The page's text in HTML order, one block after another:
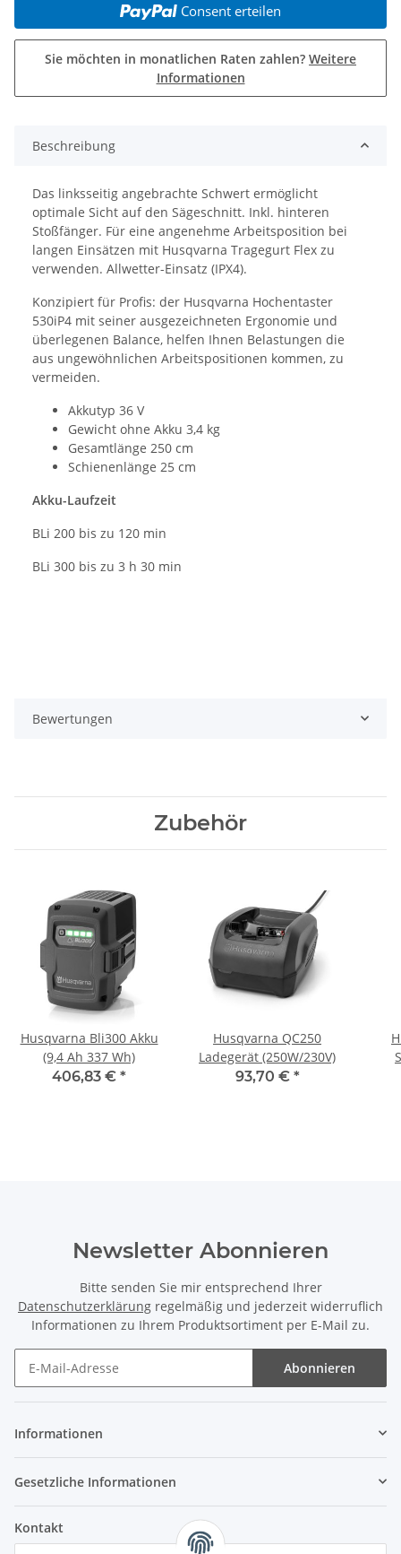
Consent erteilen
Sie möchten in monatlichen Raten zahlen? Weitere
Informationen
Beschreibung
Das linksseitig angebrachte Schwert ermöglicht
optimale Sicht auf den Sägeschnitt. Inkl. hinteren
Stoßfänger. Für eine angenehme Arbeitsposition bei
langen Einsätzen mit Husqvarna Tragegurt Flex zu
verwenden. Allwetter-Einsatz (IPX4).
Konzipiert für Profis: der Husqvarna Hochentaster
530iP4 mit seiner ausgezeichneten Ergonomie und
überlegenen Balance, helfen Ihnen Belastungen die
aus ungewöhnlichen Arbeitspositionen kommen, zu
vermeiden.
Akkutyp 36 V
Gewicht ohne Akku 3,4 kg
Gesamtlänge 250 cm
Schienenlänge 25 cm
Akku-Laufzeit
BLi 200 bis zu 120 min
BLi 300 bis zu 3 h 30 min
Bewertungen
Zubehör
Husqvarna Bli300 Akku
(9,4 Ah 337 Wh)
406,83 € *
Husqvarna QC250
Ladegerät (250W/230V)
93,70 € *
Newsletter Abonnieren
Bitte senden Sie mir entsprechend Ihrer
Datenschutzerklärung regelmäßig und jederzeit widerruflich
Informationen zu Ihrem Produktsortiment per E-Mail zu.
Abonnieren
Informationen
Gesetzliche Informationen
Kontakt